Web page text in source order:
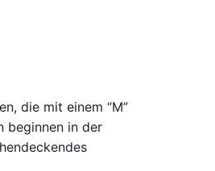
die mit einem “M”
beginnen in der